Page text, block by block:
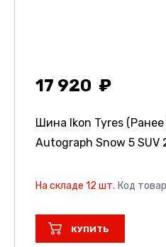
17 920
Шина Ikon Tyres (Ранее
Autograph Snow 5 SUV
На складе 12 шт. Код
КУПИТЬ